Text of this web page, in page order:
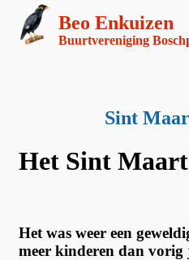
Beo Enkuizen
Buurtvereniging
Sint
Het Sint
Het was weer een
meer kinderen dan vorig